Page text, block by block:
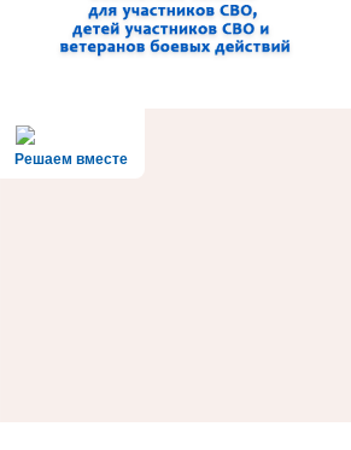
Решаем вместе